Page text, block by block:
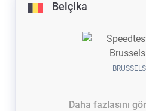
Belçika
Daha fazlasını